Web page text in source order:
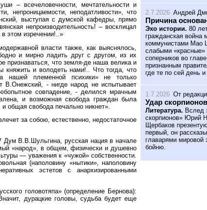
– всечеловечности, мечтательности и
непроницаемости, неподатливости», что
выступая с думской кафедры, прямо
непроизводительность! – восклицал
этом изречении!..»
власти также, как выяснялось,
и мирно ладить друг с другом, из их
признаваться, что земля-де наша велика и
и володеть нами!.. Что тогда, что
племенной психики» не только
В.Онежский, - нигде народ не испытывает
совпадение, - делился мрачным
и возможная свобода граждан была
общая свобода печально никнет».
за собою, естественно, недостаточное
Дум В.В.Шульгина, русская нация в начале
«народ», в общем, физически и душевно
— уважения к «чужой» собственности.
(наполовину «нытики», наполовину
эстетов с анархизированными
головотяпа» (определение Бернова):
дурацкие головы, судьба будет еще
2.7.2026 Андрей
Причина
Эхо истории. 80
гражданская
коммунистами Мао
слабыми «красные»
соперников во
признанным
где те по сей день
1.7.2026 От
Удар скорпионов
Литература. Вслед
скорпионов» Юрий
Щербаков
первый, он
главарями
бойню.